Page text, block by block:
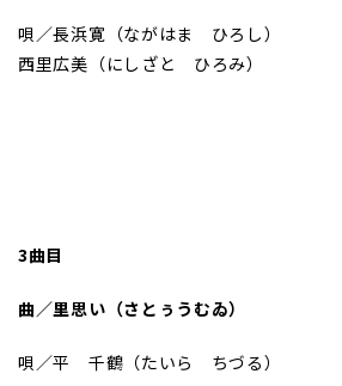
唄／長浜寛（ながはま ひろし）
西里広美（にしざと ひろみ）
3曲目
曲／里思い（さとぅうむゐ）
唄／平 千鶴（たいら ちづる）